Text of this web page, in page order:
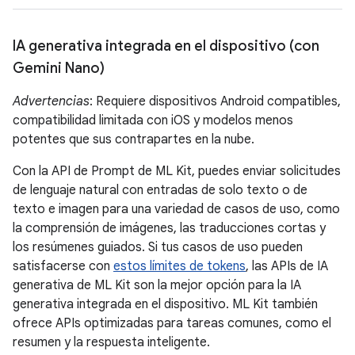
IA generativa integrada en el dispositivo (con
Gemini Nano)
Advertencias: Requiere dispositivos Android compatibles,
compatibilidad limitada con iOS y modelos menos
potentes que sus contrapartes en la nube.
Con la API de Prompt de ML Kit, puedes enviar solicitudes
de lenguaje natural con entradas de solo texto o de
texto e imagen para una variedad de casos de uso, como
la comprensión de imágenes, las traducciones cortas y
los resúmenes guiados. Si tus casos de uso pueden
satisfacerse con estos límites de tokens, las APIs de IA
generativa de ML Kit son la mejor opción para la IA
generativa integrada en el dispositivo. ML Kit también
ofrece APIs optimizadas para tareas comunes, como el
resumen y la respuesta inteligente.